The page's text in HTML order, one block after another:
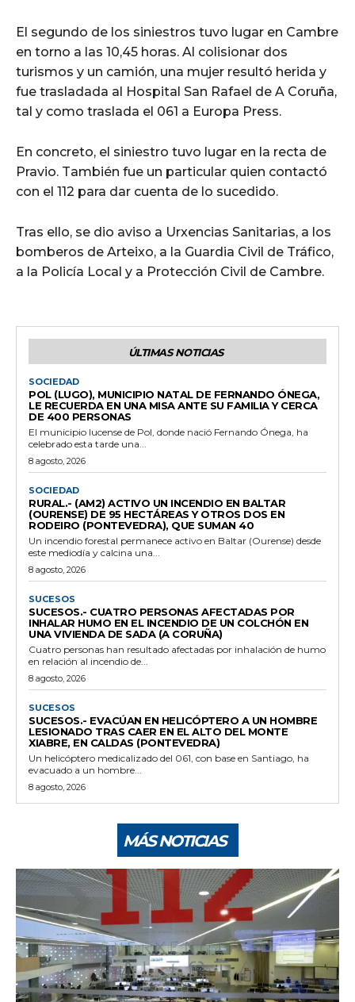
El segundo de los siniestros tuvo lugar en Cambre
en torno a las 10,45 horas. Al colisionar dos
turismos y un camión, una mujer resultó herida y
fue trasladada al Hospital San Rafael de A Coruña,
tal y como traslada el 061 a Europa Press.
En concreto, el siniestro tuvo lugar en la recta de
Pravio. También fue un particular quien contactó
con el 112 para dar cuenta de lo sucedido.
Tras ello, se dio aviso a Urxencias Sanitarias, a los
bomberos de Arteixo, a la Guardia Civil de Tráfico,
a la Policía Local y a Protección Civil de Cambre.
ÚLTIMAS NOTICIAS
SOCIEDAD
POL (LUGO), MUNICIPIO NATAL DE FERNANDO ÓNEGA,
LE RECUERDA EN UNA MISA ANTE SU FAMILIA Y CERCA
DE 400 PERSONAS
El municipio lucense de Pol, donde nació Fernando Ónega, ha
celebrado esta tarde una...
8 agosto, 2026
SOCIEDAD
RURAL.- (AM2) ACTIVO UN INCENDIO EN BALTAR
(OURENSE) DE 95 HECTÁREAS Y OTROS DOS EN
RODEIRO (PONTEVEDRA), QUE SUMAN 40
Un incendio forestal permanece activo en Baltar (Ourense) desde
este mediodía y calcina una...
8 agosto, 2026
SUCESOS
SUCESOS.- CUATRO PERSONAS AFECTADAS POR
INHALAR HUMO EN EL INCENDIO DE UN COLCHÓN EN
UNA VIVIENDA DE SADA (A CORUÑA)
Cuatro personas han resultado afectadas por inhalación de humo
en relación al incendio de...
8 agosto, 2026
SUCESOS
SUCESOS.- EVACÚAN EN HELICÓPTERO A UN HOMBRE
LESIONADO TRAS CAER EN EL ALTO DEL MONTE
XIABRE, EN CALDAS (PONTEVEDRA)
Un helicóptero medicalizado del 061, con base en Santiago, ha
evacuado a un hombre...
8 agosto, 2026
MÁS NOTICIAS